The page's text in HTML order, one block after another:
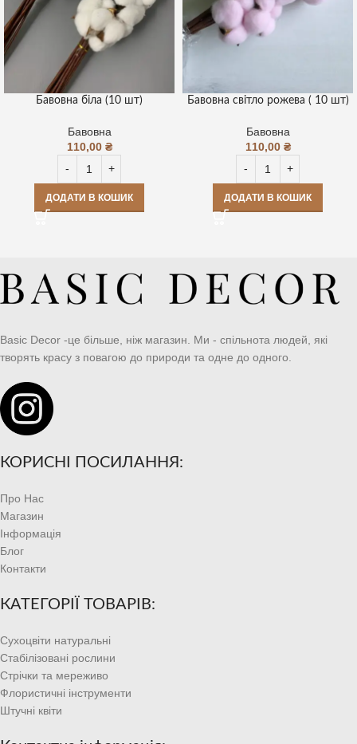
Бавовна біла (10 шт)
Бавовна
110,00 ₴
ДОДАТИ В КОШИК
Бавовна світло рожева ( 10 шт)
Бавовна
110,00 ₴
ДОДАТИ В КОШИК
Basic Decor -це більше, ніж магазин. Ми - спільнота людей, які
творять красу з повагою до природи та одне до одного.
КОРИСНІ ПОСИЛАННЯ:
Про Нас
Магазин
Інформація
Блог
Контакти
КАТЕГОРІЇ ТОВАРІВ:
Сухоцвіти натуральні
Стабілізовані рослини
Стрічки та мереживо
Флористичні інструменти
Штучні квіти